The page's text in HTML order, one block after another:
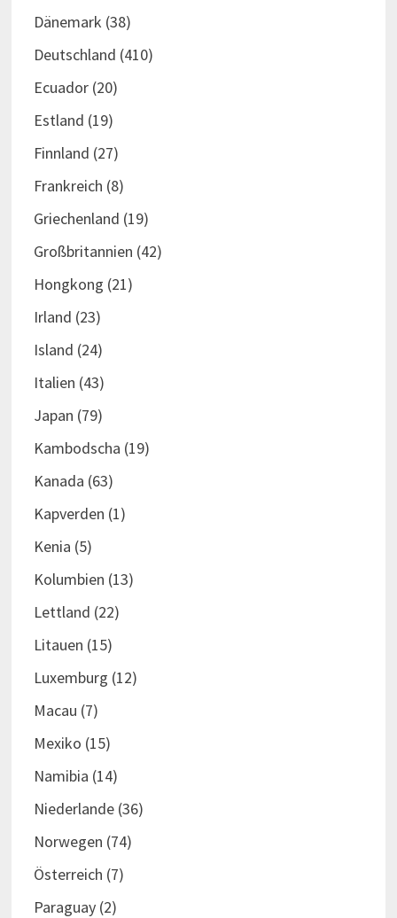
Dänemark (38)
Deutschland (410)
Ecuador(20)
Estland (19)
Finnland (27)
Frankreich (8)
Griechenland (19)
Großbritannien (42)
Hongkong (21)
Irland (23)
Island (24)
Italien (43)
Japan (79)
Kambodscha (19)
Kanada (63)
Kapverden (1)
Kenia (5)
Kolumbien (13)
Lettland (22)
Litauen (15)
Luxemburg (12)
Macau (7)
Mexiko (15)
Namibia (14)
Niederlande(36)
Norwegen (74)
Österreich (7)
Paraguay(2)